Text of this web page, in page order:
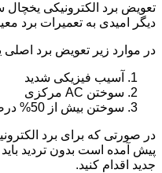
تعویض برد الکترونیکی
دیگر امیدی به تعمیرات برد
در موارد زیر تعویض برد اصلی یخچال 100%
آسیب فیزیکی شدید
سوختن AC مرکزی
سوختن بیش از 50% درصدی برد اصلی
در صورتی که برای برد
پیش آمده است بدون تردید
جدید اقدام کنید.